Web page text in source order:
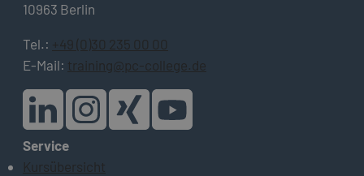
10963 Berlin
Tel.: +49 (0)30 235 00 00
E-Mail: training@pc-college.de
Service
Kursübersicht